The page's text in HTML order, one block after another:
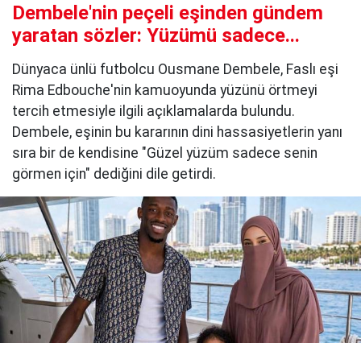
Dembele'nin peçeli eşinden gündem
yaratan sözler: Yüzümü sadece...
Dünyaca ünlü futbolcu Ousmane Dembele, Faslı eşi
Rima Edbouche'nin kamuoyunda yüzünü örtmeyi
tercih etmesiyle ilgili açıklamalarda bulundu.
Dembele, eşinin bu kararının dini hassasiyetlerin yanı
sıra bir de kendisine "Güzel yüzüm sadece senin
görmen için" dediğini dile getirdi.